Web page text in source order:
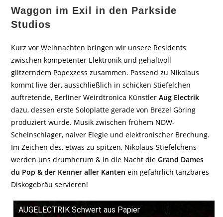
Waggon im Exil in den Parkside
Studios
Kurz vor Weihnachten bringen wir unsere Residents
zwischen kompetenter Elektronik und gehaltvoll
glitzerndem Popexzess zusammen. Passend zu Nikolaus
kommt live der, ausschließlich in schicken Stiefelchen
auftretende, Berliner Weirdtronica KünstlerAug Electrik
dazu, dessen erste Soloplatte gerade von Brezel Göring
produziert wurde. Musik zwischen frühem NDW-
Scheinschlager, naiver Elegie und elektronischer Brechung.
Im Zeichen des, etwas zu spitzen, Nikolaus-Stiefelchens
werden uns drumherum & in die Nacht dieGrand Dames
du Pop & der Kenner aller Kantenein gefährlich tanzbares
Diskogebräu servieren!
AUGELECTRIK Schwert aus Papier